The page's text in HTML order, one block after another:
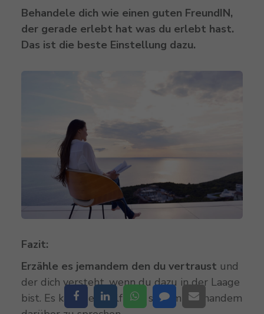
Behandele dich wie einen guten FreundIN,
der gerade erlebt hat was du erlebt hast.
Das ist die beste Einstellung dazu.
Fazit:
Erzähle es jemandem den du vertraust und
der dich versteht, wenn du dazu in der Laage
bist. Es kann sehr hilfreich sein, mit jemandem